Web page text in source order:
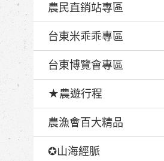
農民直銷站專區
台東米乖乖專區
台東博覽會專區
★農遊行程
農漁會百大精品
✪山海經脈